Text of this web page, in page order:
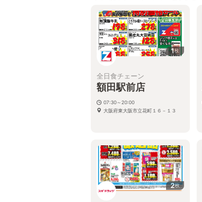
1枚
全日食チェーン
額田駅前店
07:30～20:00
大阪府東大阪市立花町１６－１３
2枚